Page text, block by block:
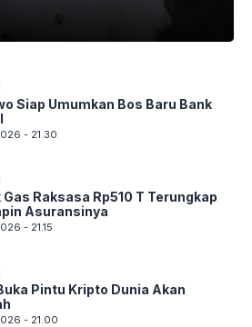
Siap Umumkan Bos Baru Bank
- 21.30
Gas Raksasa Rp510 T Terungkap
Asuransinya
- 21.15
Pintu Kripto Dunia Akan
- 21.00